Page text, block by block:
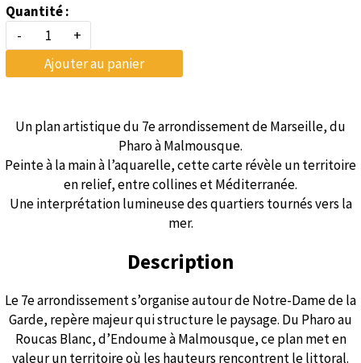
Quantité :
- +
Ajouter au panier
Un plan artistique du 7e arrondissement de Marseille, du
Pharo à Malmousque.
Peinte à la main à l’aquarelle, cette carte révèle un territoire
en relief, entre collines et Méditerranée.
Une interprétation lumineuse des quartiers tournés vers la
mer.
Description
Le 7e arrondissement s’organise autour de Notre-Dame de la
Garde, repère majeur qui structure le paysage. Du Pharo au
Roucas Blanc, d’Endoume à Malmousque, ce plan met en
valeur un territoire où les hauteurs rencontrent le littoral.